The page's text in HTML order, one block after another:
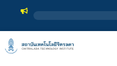
สถาบันเทคโนโลยีจิตรลดา เป็นสถา